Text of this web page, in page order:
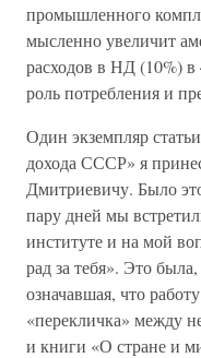
промышленного
мысленно увеличит
расходов в НД (10%) в
роль потребления и
Один экземпляр
дохода СССР» я
Дмитриевичу. Было
пару дней мы
институте и на мой
рад за тебя». Это
означавшая, что
«перекличка» между
и книги «О стране и